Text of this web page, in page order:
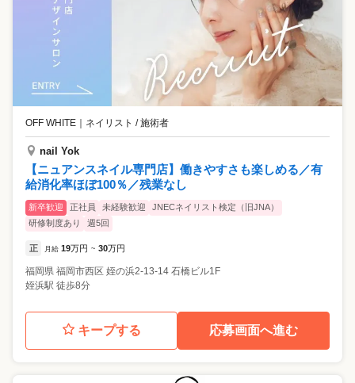
OFF WHITE ネイリスト / 施術者
nail Yok
【ニュアンスネイル専門店】働きやすさも楽しめる／有
給消化率ほぼ100％／残業なし
新卒歓迎 正社員 未経験歓迎
JNECネイリスト検定（旧JNA）
研修制度あり
週5回
正 月給 19万円 ~ 30万円
福岡県 福岡市西区 姪の浜2-13-14 石橋ビル1F
姪浜駅 徒歩8分
キープする 応募画面へ進む